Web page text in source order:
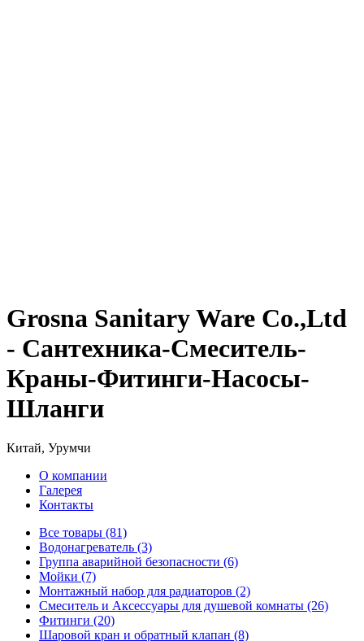
Grosna Sanitary Ware Co.,Ltd
- Сантехника-Смеситель-
Краны-Фитинги-Насосы-
Шланги
Китай, Урумчи
О компании
Галерея
Контакты
Все товары (81)
Водонагреватель (3)
Группа аварийной безопасности (6)
Мойки (7)
Монтажный набор для радиаторов (2)
Смеситель и Аксессуары для душевой комнаты (26)
Фитинги (20)
Шаровой кран и обратный клапан (8)